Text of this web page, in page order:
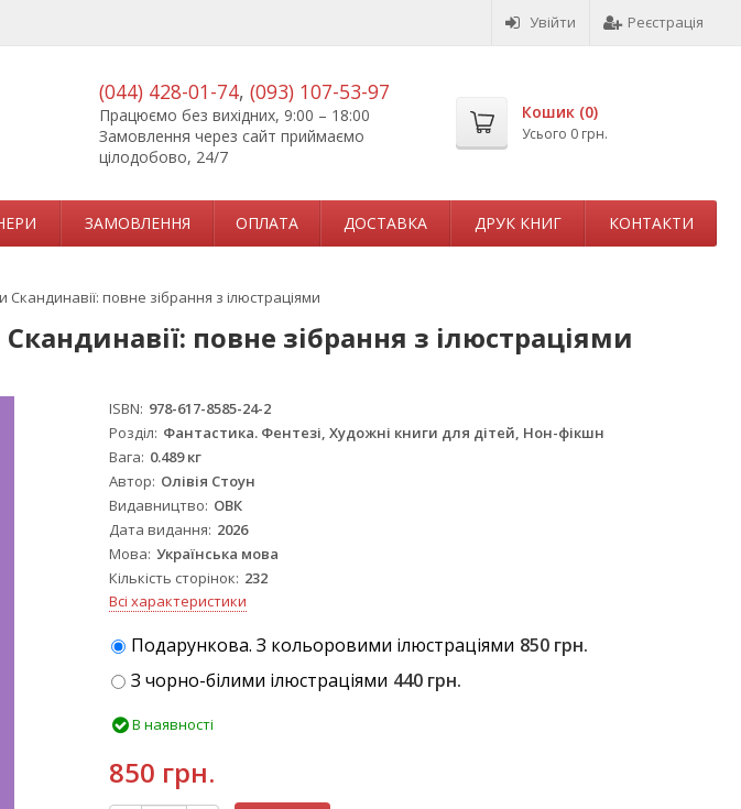
Увійти Реєстрація
(044) 428-01-74, (093) 107-53-97
Працюємо без вихідних, 9:00 – 18:00
Замовлення через сайт приймаємо
цілодобово, 24/7
Кошик (0)
Усього 0 грн.
ЗАМОВЛЕННЯ ОПЛАТА ДОСТАВКА ДРУК КНИГ КОНТАКТИ
Скандинавії: повне зібрання з ілюстраціями
повне зібрання з ілюстраціями
ISBN 978-617-8585-24-2
Розділ Фантастика. Фентезі, Художні книги для дітей, Нон-фікшн
Вага 0.489 кг
Автор Олівія Стоун
Видавництво ОВК
Дата видання 2026
Мова Українська мова
Кількість сторінок 232
Всі характеристики
Подарункова. З кольоровими ілюстраціями 850 грн.
З чорно-білими ілюстраціями 440 грн.
В наявності
850 грн.